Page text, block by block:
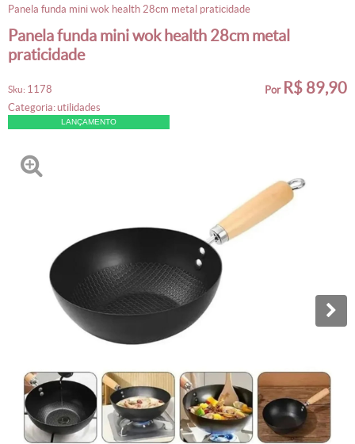
panela funda mini wok health 28cm metal praticidade
panela funda mini wok health 28cm metal
praticidade
sku: 1178
categoria:utilidades
LANÇAMENTO
por R$ 89,90